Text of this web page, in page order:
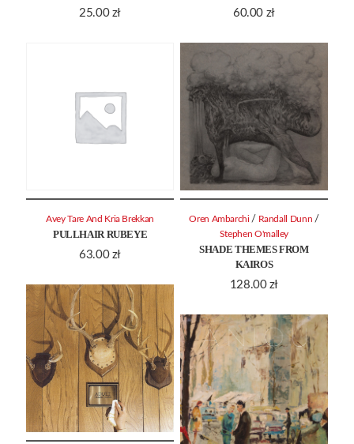
25.00 zł
60.00 zł
PULLHAIR RUBEYE
63.00 zł
Avey Tare And Kria Brekkan
SHADE THEMES FROM
KAIROS
128.00 zł
Oren Ambarchi / Randall Dunn /
Stephen O'malley